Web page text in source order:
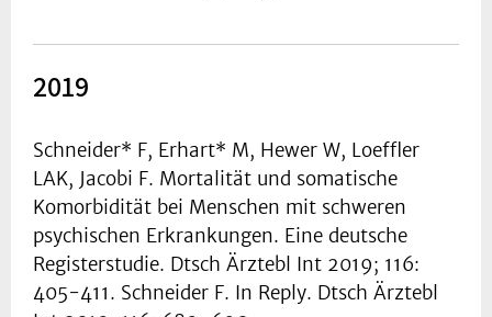
2019
Schneider* F, Erhart* M, Hewer W, Loeffler
LAK, Jacobi F. Mortalität und somatische
Komorbidität bei Menschen mit schweren
psychischen Erkrankungen. Eine deutsche
Registerstudie. Dtsch Ärztebl Int 2019; 116:
405-411. Schneider F. In Reply. Dtsch Ärztebl